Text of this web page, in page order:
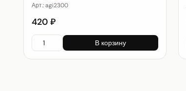
Арт.:agi2300
420 ₽
В корзину